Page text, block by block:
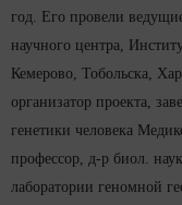
год. Его провели
научного центра,
Кемерово, Тобольска,
организатор проекта,
генетики человека
профессор, д-р биол. наук
лаборатории геномной